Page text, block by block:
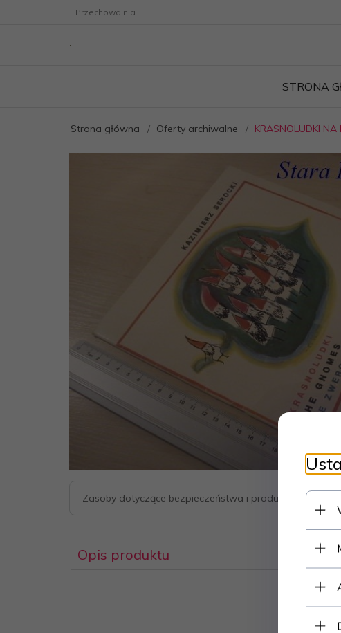
Przechowalnia
STRONA
Strona główna Oferty archiwalne KRASNOLUDKI
Zasoby dotyczące bezpieczeństwa i produktów
Opis produktu